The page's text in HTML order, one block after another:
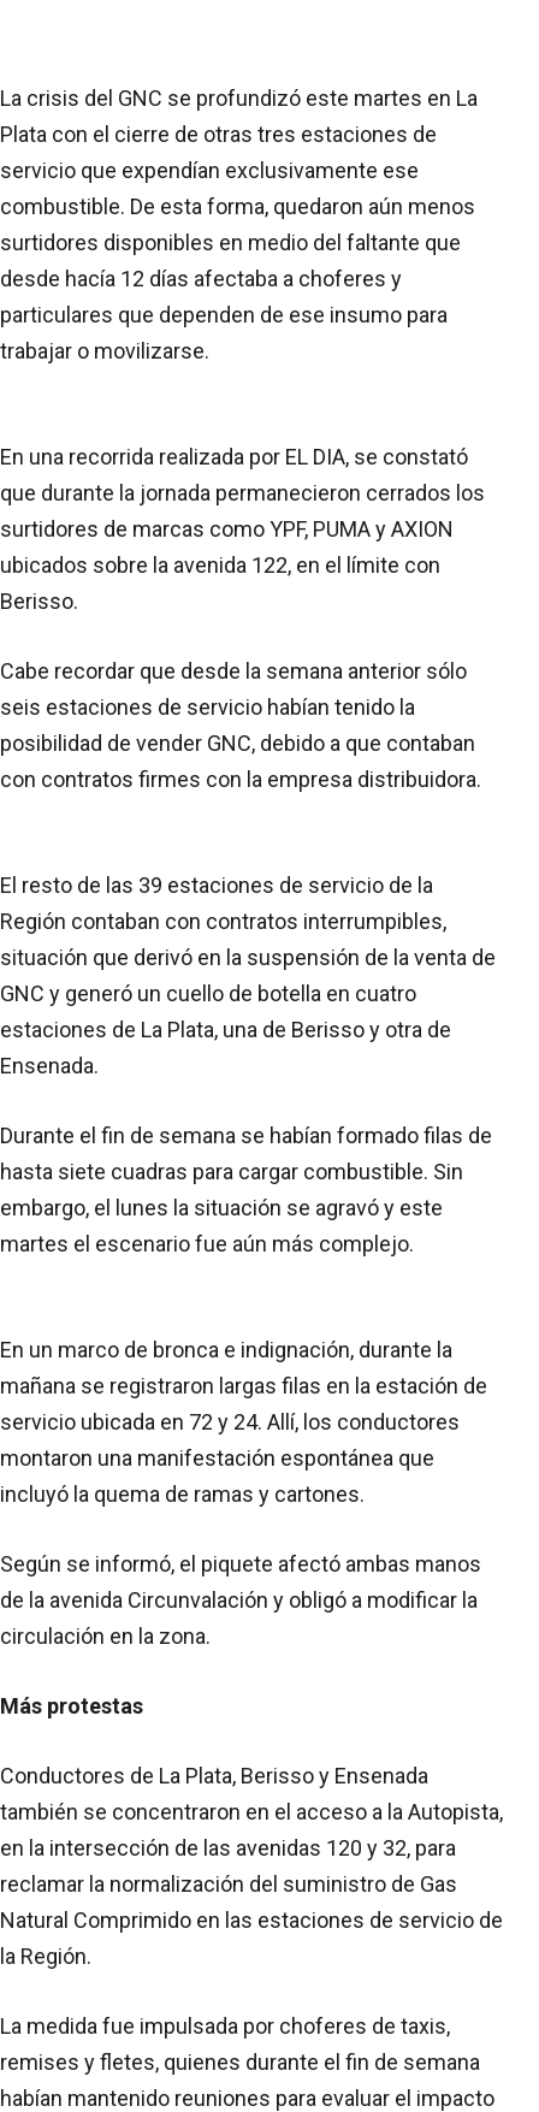
La crisis del GNC se profundizó este martes en La
Plata con el cierre de otras tres estaciones de
servicio que expendían exclusivamente ese
combustible. De esta forma, quedaron aún menos
surtidores disponibles en medio del faltante que
desde hacía 12 días afectaba a choferes y
particulares que dependen de ese insumo para
trabajar o movilizarse.
En una recorrida realizada por EL DIA, se constató
que durante la jornada permanecieron cerrados los
surtidores de marcas como YPF, PUMA y AXION
ubicados sobre la avenida 122, en el límite con
Berisso.
Cabe recordar que desde la semana anterior sólo
seis estaciones de servicio habían tenido la
posibilidad de vender GNC, debido a que contaban
con contratos firmes con la empresa distribuidora.
El resto de las 39 estaciones de servicio de la
Región contaban con contratos interrumpibles,
situación que derivó en la suspensión de la venta de
GNC y generó un cuello de botella en cuatro
estaciones de La Plata, una de Berisso y otra de
Ensenada.
Durante el fin de semana se habían formado filas de
hasta siete cuadras para cargar combustible. Sin
embargo, el lunes la situación se agravó y este
martes el escenario fue aún más complejo.
En un marco de bronca e indignación, durante la
mañana se registraron largas filas en la estación de
servicio ubicada en 72 y 24. Allí, los conductores
montaron una manifestación espontánea que
incluyó la quema de ramas y cartones.
Según se informó, el piquete afectó ambas manos
de la avenida Circunvalación y obligó a modificar la
circulación en la zona.
Más protestas
Conductores de La Plata, Berisso y Ensenada
también se concentraron en el acceso a la Autopista,
en la intersección de las avenidas 120 y 32, para
reclamar la normalización del suministro de Gas
Natural Comprimido en las estaciones de servicio de
la Región.
La medida fue impulsada por choferes de taxis,
remises y fletes, quienes durante el fin de semana
habían mantenido reuniones para evaluar el impacto